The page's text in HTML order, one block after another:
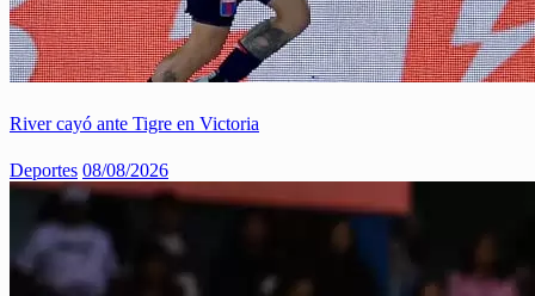
River cayó ante Tigre en Victoria
Deportes 08/08/2026